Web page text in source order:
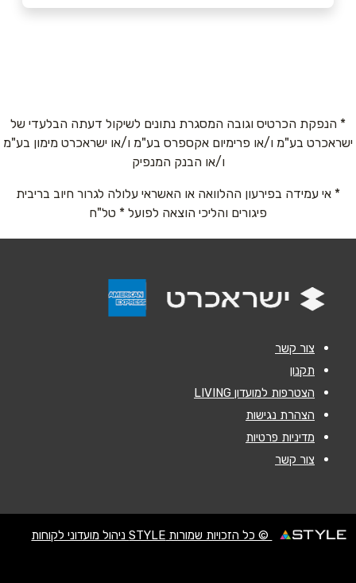
באתר בפייסבוק באינסטגרם
טלפון*
אימייל*
* הנפקת הכרטיס וגובה המסגרת נתונים לשיקול דעתה הבלעדי של
ישראכרט בע"מ ו/או פרימיום אקספרס בע"מ ו/או ישראכרט מימון בע"מ
ו/או הבנק המנפיק
* אי עמידה בפירעון ההלוואה או האשראי עלולה לגרור חיוב בריבית
פיגורים והליכי הוצאה לפועל * טל"ח
צור קשר
תקנון
הצטרפות למועדון LIVING
הצהרת נגישות
מדיניות פרטיות
צור קשר
© כל הזכויות שמורות STYLE ניהול מועדוני לקוחות